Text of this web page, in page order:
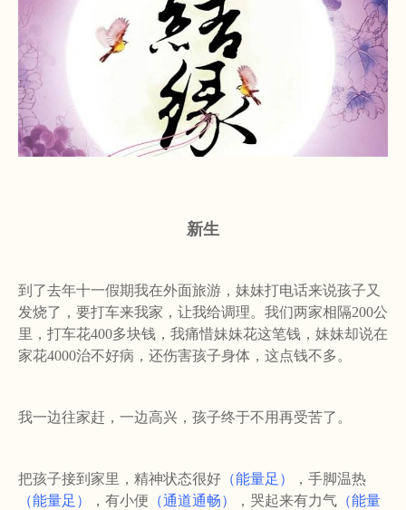
新生
到了去年十一假期我在外面旅游，妹妹打电话来说孩子又
发烧了，要打车来我家，让我给调理。我们两家相隔200公
里，打车花400多块钱，我痛惜妹妹花这笔钱，妹妹却说在
家花4000治不好病，还伤害孩子身体，这点钱不多。
我一边往家赶，一边高兴，孩子终于不用再受苦了。
把孩子接到家里，精神状态很好 （能量足）
，手脚温热
（能量足）
，有小便 （通道通畅） ，哭起来有力气 （能量